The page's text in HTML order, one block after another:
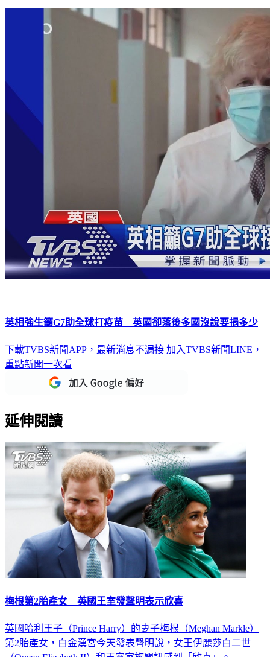
英相強生籲G7助全球打疫苗 英國卻落後多國沒說要捐多少
下載TVBS新聞APP，最新消息不漏接 加入TVBS新聞LINE，
重點新聞一次看
延伸閱讀
梅根第2胎產女 英國王室發聲明表示欣喜
英國哈利王子（Prince Harry）的妻子梅根（Meghan Markle）
第2胎產女，白金漢宮今天發表聲明說，女王伊麗莎白二世